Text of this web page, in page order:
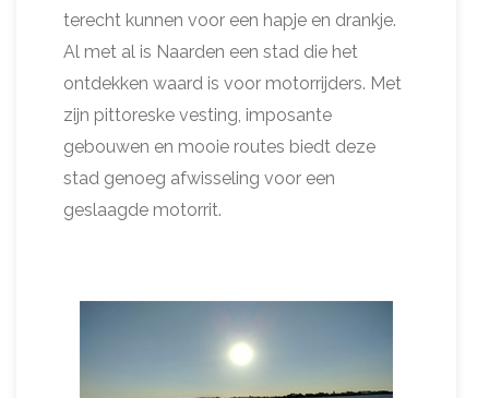
terecht kunnen voor een hapje en drankje.
Al met al is Naarden een stad die het
ontdekken waard is voor motorrijders. Met
zijn pittoreske vesting, imposante
gebouwen en mooie routes biedt deze
stad genoeg afwisseling voor een
geslaagde motorrit.